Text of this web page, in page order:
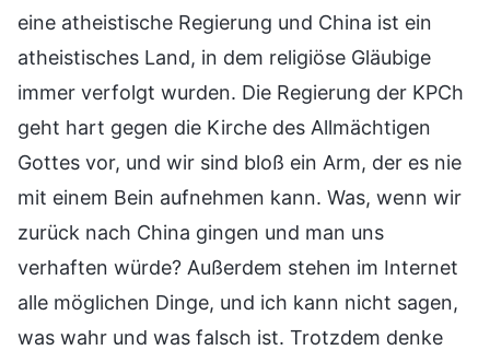
eine atheistische Regierung und China ist ein
atheistisches Land, in dem religiöse Gläubige
immer verfolgt wurden. Die Regierung der KPCh
geht hart gegen die Kirche des Allmächtigen
Gottes vor, und wir sind bloß ein Arm, der es nie
mit einem Bein aufnehmen kann. Was, wenn wir
zurück nach China gingen und man uns
verhaften würde? Außerdem stehen im Internet
alle möglichen Dinge, und ich kann nicht sagen,
was wahr und was falsch ist. Trotzdem denke